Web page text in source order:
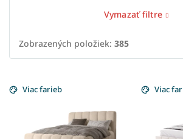
Vymazať filtre
Zobrazených položiek: 385
ý
Viac farieb Viac